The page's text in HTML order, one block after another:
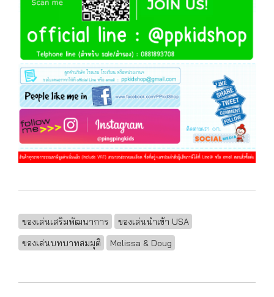
ของเล่นเสริมพัฒนาการ
ของเล่นนำเข้า USA
ของเล่นบทบาทสมมุติ
Melissa & Doug